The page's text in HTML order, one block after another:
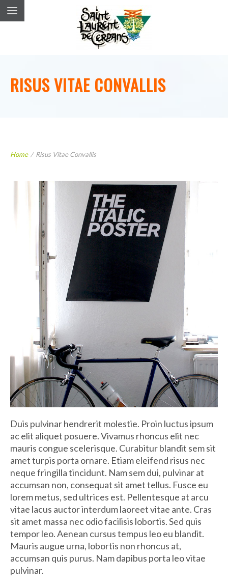
RISUS VITAE CONVALLIS
Home / Risus Vitae Convallis
Duis pulvinar hendrerit molestie. Proin luctus ipsum
ac elit aliquet posuere. Vivamus rhoncus elit nec
mauris congue scelerisque. Curabitur blandit sem sit
amet turpis porta ornare. Etiam eleifend risus nec
neque fringilla tincidunt. Nam sem dui, pulvinar at
accumsan non, consequat sit amet tellus. Fusce eu
lorem metus, sed ultrices est. Pellentesque at arcu
vitae lacus auctor interdum laoreet vitae ante. Cras
sit amet massa nec odio facilisis lobortis. Sed quis
tempor leo. Aenean cursus tempus leo eu blandit.
Mauris augue urna, lobortis non rhoncus at,
accumsan quis purus. Nam dapibus porta leo vitae
pulvinar.